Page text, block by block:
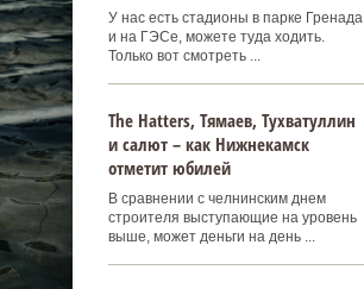
У нас есть стадионы в парке Гренада
и на ГЭСе, можете туда ходить.
Только вот смотреть ...
Тhe Нatters, Тямаев, Тухватуллин
и салют – как Нижнекамск
отметит юбилей
В сравнении с челнинским днем
строителя выступающие на уровень
выше, может деньги на день ...